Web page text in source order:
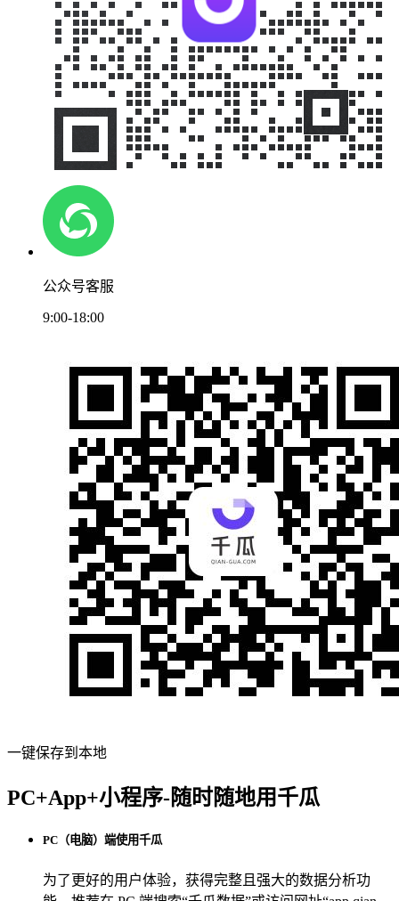
公众号客服
9:00-18:00
一键保存到本地
PC+App+小程序-随时随地用千瓜
PC（电脑）端使用千瓜
为了更好的用户体验，获得完整且强大的数据分析功